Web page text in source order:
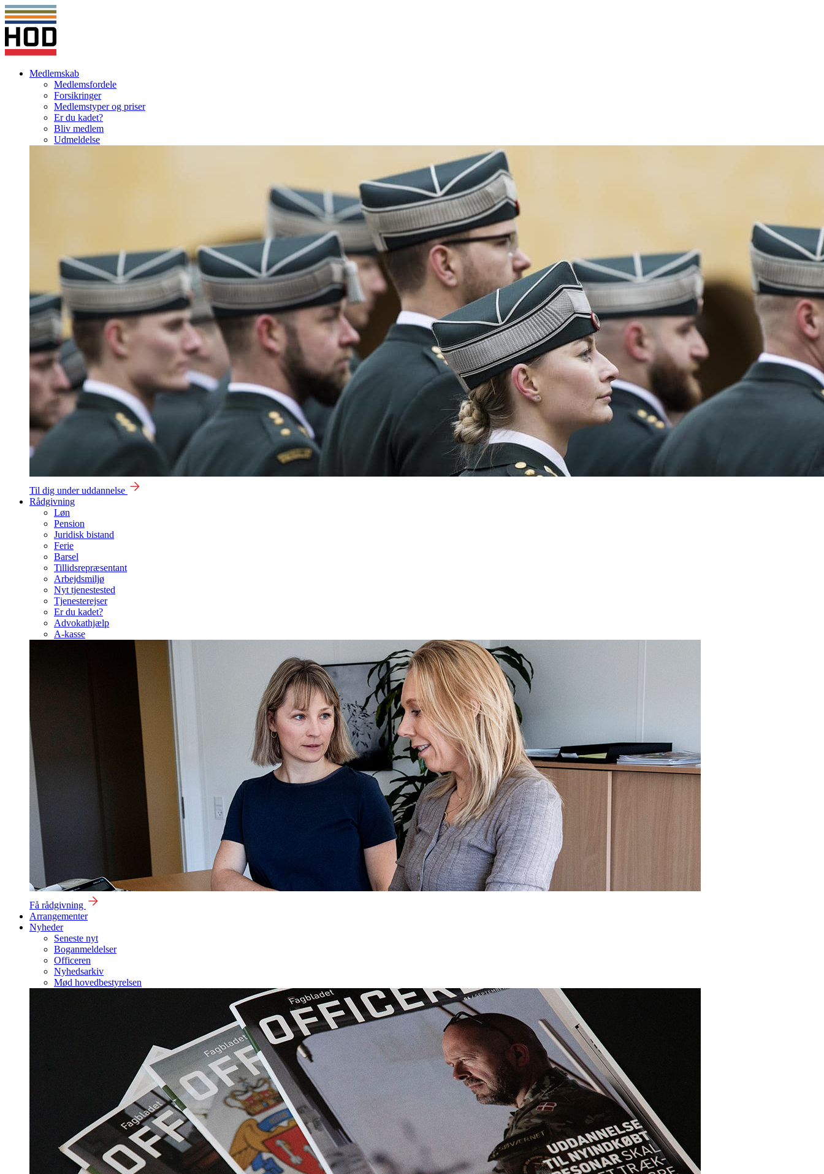
Medlemskab
Medlemsfordele
Forsikringer
Medlemstyper og priser
Er du kadet?
Bliv medlem
Udmeldelse
Til dig under uddannelse
Rådgivning
Løn
Pension
Juridisk bistand
Ferie
Barsel
Tillidsrepræsentant
Arbejdsmiljø
Nyt tjenestested
Tjenesterejser
Er du kadet?
Advokathjælp
A-kasse
Få rådgivning
Arrangementer
Nyheder
Seneste nyt
Boganmeldelser
Officeren
Nyhedsarkiv
Mød hovedbestyrelsen